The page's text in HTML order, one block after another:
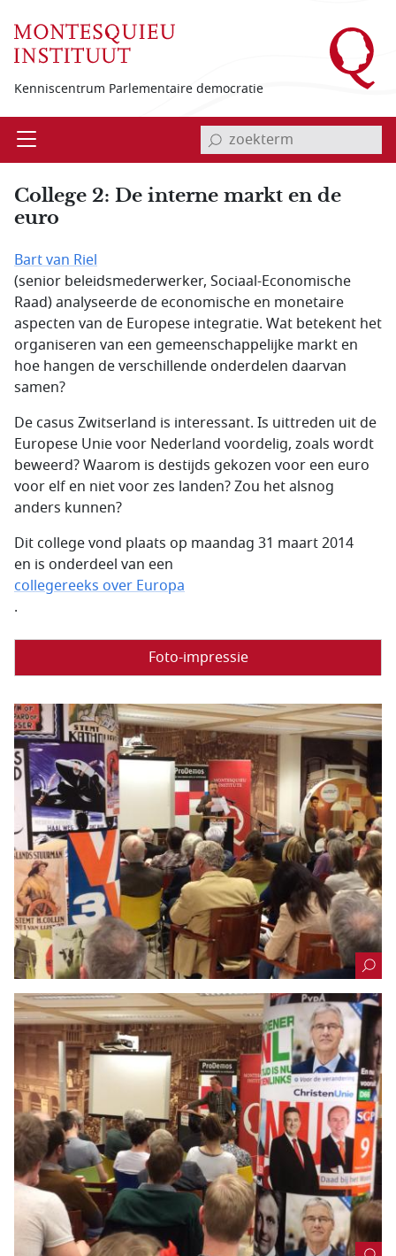
Kenniscentrum Parlementaire democratie
Open invoerveld zoekterm
College 2: De interne markt en de
euro
Bart van Riel
(senior beleidsmederwerker, Sociaal-Economische
Raad) analyseerde de economische en monetaire
aspecten van de Europese integratie. Wat betekent het
organiseren van een gemeenschappelijke markt en
hoe hangen de verschillende onderdelen daarvan
samen?
De casus Zwitserland is interessant. Is uittreden uit de
Europese Unie voor Nederland voordelig, zoals wordt
beweerd? Waarom is destijds gekozen voor een euro
voor elf en niet voor zes landen? Zou het alsnog
anders kunnen?
Dit college vond plaats op maandag 31 maart 2014
en is onderdeel van een
collegereeks over Europa
.
Foto-impressie